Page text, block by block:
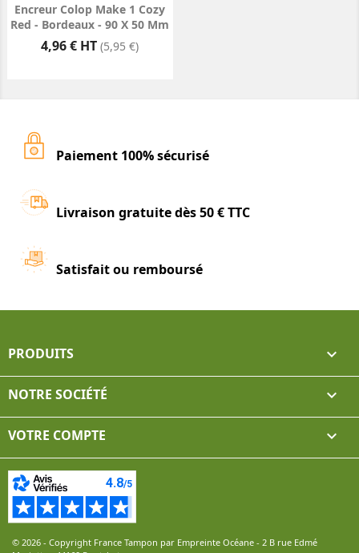
Encreur Colop Make 1 Cozy
Red - Bordeaux - 90 X 50 Mm
Prix
4,96 € HT (5,95 €)
Paiement 100% sécurisé
Livraison gratuite dès 50 € TTC
Satisfait ou remboursé
PRODUITS 
NOTRE SOCIÉTÉ 
VOTRE COMPTE 
© 2026 - Copyright France Tampon par Empreinte Océane - 2 B rue Edmé